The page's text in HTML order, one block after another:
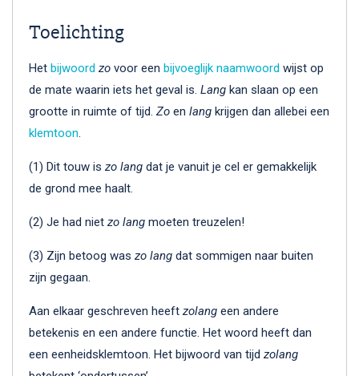
Toelichting
Het bijwoord zo voor een bijvoeglijk naamwoord wijst op
de mate waarin iets het geval is. Lang kan slaan op een
grootte in ruimte of tijd. Zo en lang krijgen dan allebei een
klemtoon.
(1) Dit touw is zo lang dat je vanuit je cel er gemakkelijk
de grond mee haalt.
(2) Je had niet zo lang moeten treuzelen!
(3) Zijn betoog was zo lang dat sommigen naar buiten
zijn gegaan.
Aan elkaar geschreven heeft zolang een andere
betekenis en een andere functie. Het woord heeft dan
een eenheidsklemtoon. Het bijwoord van tijd zolang